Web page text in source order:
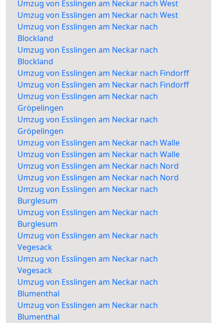
Umzug von Esslingen am Neckar nach West
Umzug von Esslingen am Neckar nach West
Umzug von Esslingen am Neckar nach
Blockland
Umzug von Esslingen am Neckar nach
Blockland
Umzug von Esslingen am Neckar nach Findorff
Umzug von Esslingen am Neckar nach Findorff
Umzug von Esslingen am Neckar nach
Gröpelingen
Umzug von Esslingen am Neckar nach
Gröpelingen
Umzug von Esslingen am Neckar nach Walle
Umzug von Esslingen am Neckar nach Walle
Umzug von Esslingen am Neckar nach Nord
Umzug von Esslingen am Neckar nach Nord
Umzug von Esslingen am Neckar nach
Burglesum
Umzug von Esslingen am Neckar nach
Burglesum
Umzug von Esslingen am Neckar nach
Vegesack
Umzug von Esslingen am Neckar nach
Vegesack
Umzug von Esslingen am Neckar nach
Blumenthal
Umzug von Esslingen am Neckar nach
Blumenthal